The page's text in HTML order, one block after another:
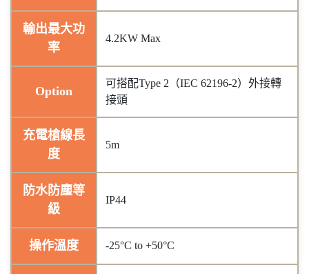
輸出最大功
率
4.2KW Max
Option
可搭配Type 2（IEC 62196-2）外接轉
接頭
充電槍線長
度
5m
防水防塵等
級
IP44
操作溫度 -25°C to +50°C